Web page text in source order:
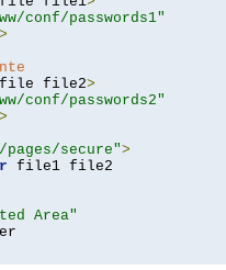
conf/passwords1"
>
file2>
conf/passwords2"
>
secure">
file1 file2
Area"